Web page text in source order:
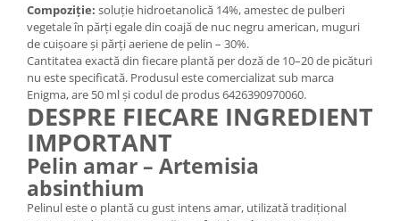
Compoziție: soluție hidroetanolică 14%, amestec de pulberi
vegetale în părți egale din coajă de nuc negru american, muguri
de cuișoare și părți aeriene de pelin – 30%.
Cantitatea exactă din fiecare plantă per doză de 10–20 de picături
nu este specificată. Produsul este comercializat sub marca
Enigma, are 50 ml și codul de produs 6426390970060.
DESPRE FIECARE INGREDIENT
IMPORTANT
Pelin amar – Artemisia
absinthium
Pelinul este o plantă cu gust intens amar, utilizată tradițional